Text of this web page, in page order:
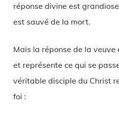
réponse divine est
est sauvé de la mort.
Mais la réponse de la
et représente ce qui se
véritable disciple du Christ
foi :